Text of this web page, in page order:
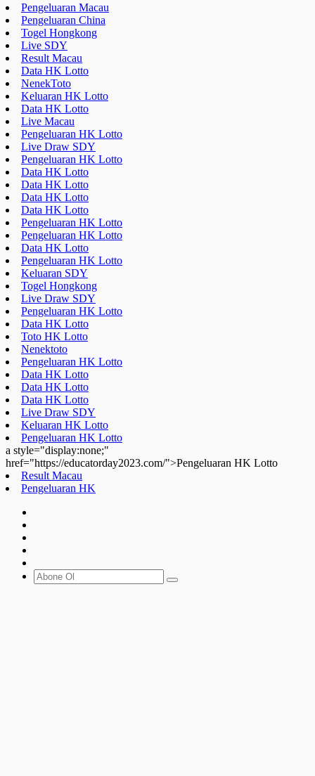
Pengeluaran Macau
Pengeluaran China
Togel Hongkong
Live SDY
Result Macau
Data HK Lotto
NenekToto
Keluaran HK Lotto
Data HK Lotto
Live Macau
Pengeluaran HK Lotto
Live Draw SDY
Pengeluaran HK Lotto
Data HK Lotto
Data HK Lotto
Data HK Lotto
Data HK Lotto
Pengeluaran HK Lotto
Pengeluaran HK Lotto
Data HK Lotto
Pengeluaran HK Lotto
Keluaran SDY
Togel Hongkong
Live Draw SDY
Pengeluaran HK Lotto
Data HK Lotto
Toto HK Lotto
Nenektoto
Pengeluaran HK Lotto
Data HK Lotto
Data HK Lotto
Data HK Lotto
Live Draw SDY
Keluaran HK Lotto
Pengeluaran HK Lotto
a style="display:none;"
href="https://educatorday2023.com/">Pengeluaran HK Lotto
Result Macau
Pengeluaran HK